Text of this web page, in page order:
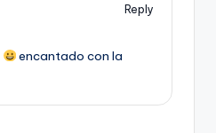
Reply
encantado con la